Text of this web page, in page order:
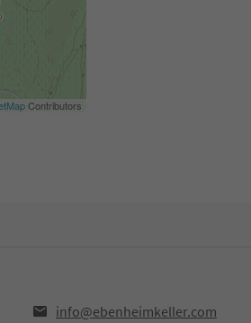
Contributors
info@ebenheimkeller.com